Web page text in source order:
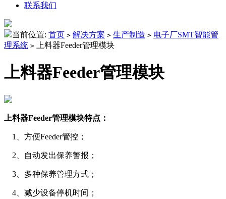
联系我们
当前位置: 首页 > 解决方案 > 生产制造 > 电子厂SMT智能管
理系统 > 上料器Feeder管理模块
上料器Feeder管理模块
上料器Feeder管理模块特点：
1、方便Feeder管控；
2、自动发出保养警报；
3、多种保养管理方式；
4、减少设备停机时间；